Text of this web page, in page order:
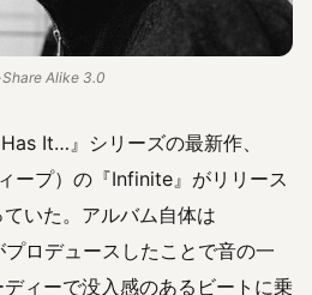
Alike 3.0
It…』シリーズの最新作、
ープ）の『Infinite』がリリース
いた。アルバム自体は
ロデュースしたことで音の一
ィーで没入感のあるビートに乗